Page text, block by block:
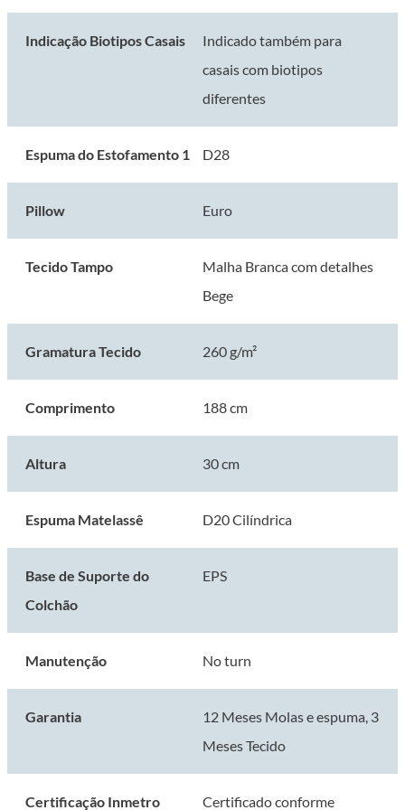
Indicação Biotipos Casais
Indicado também para
casais com biotipos
diferentes
Espuma do Estofamento 1 D28
Pillow Euro
Tecido Tampo
Malha Branca com detalhes
Bege
Gramatura Tecido 260 g/m²
Comprimento 188 cm
Altura 30 cm
Espuma Matelassê D20 Cilíndrica
Base de Suporte do
Colchão
EPS
Manutenção No turn
Garantia
12 Meses Molas e espuma, 3
Meses Tecido
Certificação Inmetro Certificado conforme